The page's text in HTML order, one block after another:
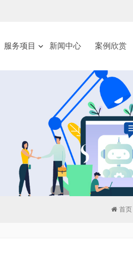
服务项目 新闻中心 案例欣赏
首页